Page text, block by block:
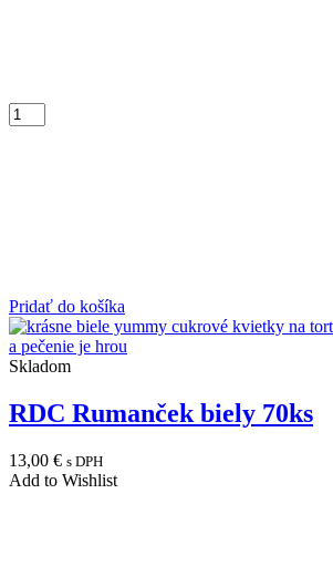
Pridať do košíka
Skladom
RDC Rumanček biely 70ks
13,00 € s DPH
Add to Wishlist